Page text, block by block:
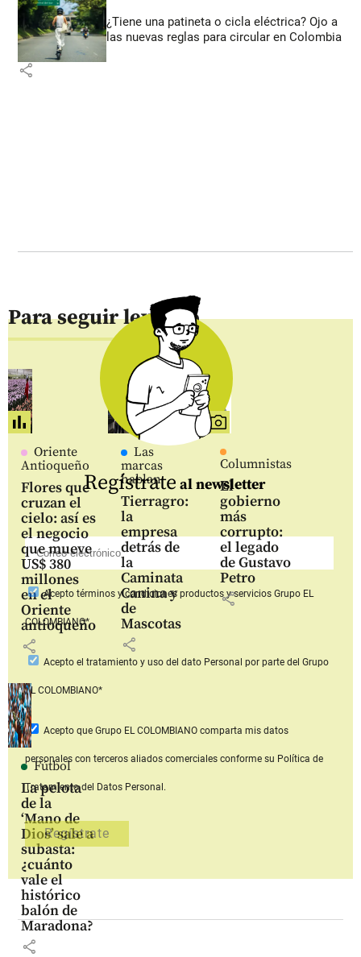
¿Tiene una patineta o cicla eléctrica? Ojo a
las nuevas reglas para circular en Colombia
share
Para seguir leyendo
Oriente
Antioqueño
Flores que
cruzan el
cielo: así es
el negocio
que mueve
US$ 380
millones
en el
Oriente
antioqueño
share
Las
marcas
hablan
Tierragro:
la
empresa
detrás de
la
Caminata
Canina y
de
Mascotas
share
Columnistas
El
gobierno
más
corrupto:
el legado
de Gustavo
Petro
share
Fútbol
La pelota
de la
‘Mano de
Dios’ sale a
subasta:
¿cuánto
vale el
histórico
balón de
Maradona?
share
Regístrate al newsletter
Aceptotérminos y condiciones productos y serviciosGrupo EL
COLOMBIANO*
Acepto el tratamiento y uso del dato Personal por parte del Grupo
EL COLOMBIANO*
Acepto que Grupo EL COLOMBIANOcomparta mis datos
personales con terceros aliados comerciales conforme su Política de
Tratamiento del Datos Personal.